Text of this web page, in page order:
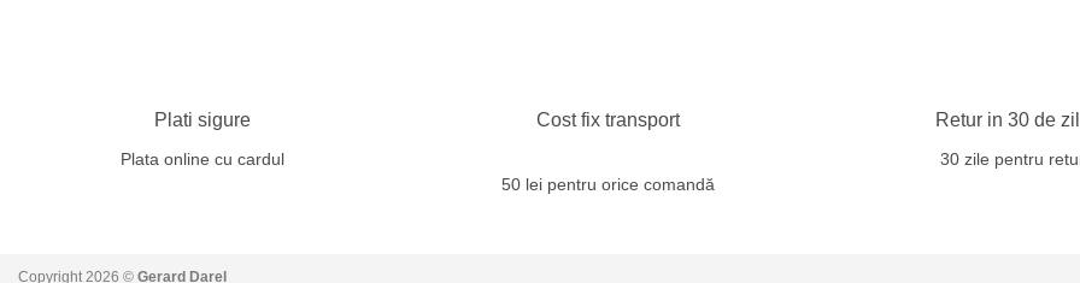
Plati sigure
Plata online cu cardul
Cost fix transport
50 lei pentru orice comandă
Retur in 30 de
30 zile pentru
Copyright 2026 © Gerard Darel